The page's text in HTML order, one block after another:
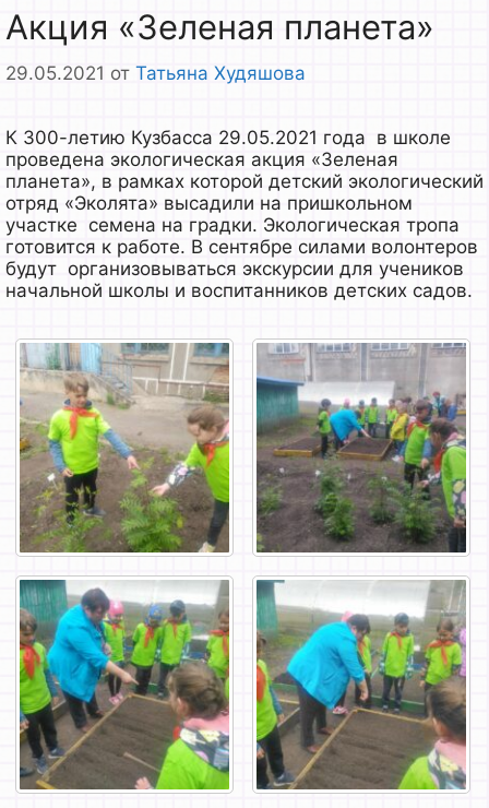
Акция «Зеленая планета»
29.05.2021 от Татьяна Худяшова
К 300-летию Кузбасса 29.05.2021 года в школе
проведена экологическая акция «Зеленая
планета», в рамках которой детский экологический
отряд «Эколята» высадили на пришкольном
участке семена на градки. Экологическая тропа
готовится к работе. В сентябре силами волонтеров
будут организовываться экскурсии для учеников
начальной школы и воспитанников детских садов.